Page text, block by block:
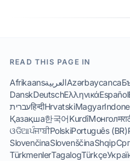
READ THIS PAGE IN
AfrikaansالعربيةAzərbaycanca
DanskDeutschΕλληνικάEspañol
עבריתहिन्दीHrvatskiMagyar
Қазақша한국어KurdîМонгол
ଓଡିଆਪੰਜਾਬੀPolskiPortuguês (BR)
SlovenčinaSlovenščinaShqip
TürkmenlerTagalogTürkçe